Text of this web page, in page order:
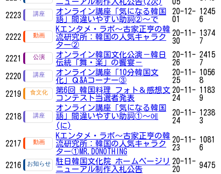
2223
オンライン講座「気になる韓国
語」間違いやすい助詞②～で
20-12-
01
1245
6
2222
Kエンタメ・ラボ～古家正亨の韓
流研究所：韓国の人気キャラク
ター②
20-11-
30
1374
7
2221
オンライン韓国文化公演－韓日
伝統「舞・楽」の饗宴－
20-11-
26
2415
7
2220
オンライン講座「10分韓国文
化」Ｑ&Aコーナー③
20-11-
25
1056
8
2219
第6回 韓国料理 フォト＆感想文
コンテスト当選者発表
20-11-
24
1183
9
2218
オンライン講座「気になる韓国
語」間違いやすい助詞①～에
(に)
20-11-
24
1238
3
2217
Kエンタメ・ラボ～古家正亨の韓
流研究所：韓国の人気キャラク
ター①MR.DONOTHING
20-11-
23
1081
6
2216
駐日韓国文化院 ホームページリ
ニューアル制作入札公告
20-11-
20
9475